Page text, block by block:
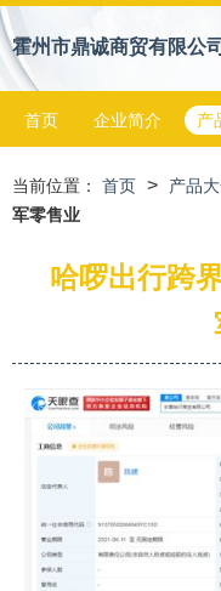
霍州市鼎诚商贸有限公司
首页 企业简介 产
当前位置： 首页 > 产品
军零售业
哈啰出行跨